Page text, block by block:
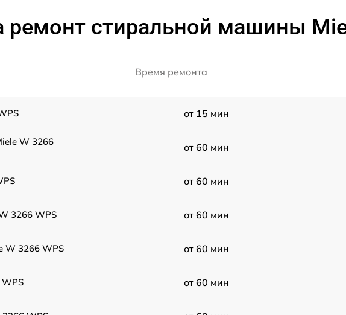
стиральной машины
Время ремонта
от 15 мин
W 3266
от 60 мин
от 60 мин
3266 WPS от 60 мин
W 3266 WPS от 60 мин
от 60 мин